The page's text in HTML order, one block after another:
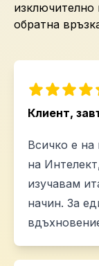
обратна
Клиент,
Всичко е на
на
изучавам
начин. За